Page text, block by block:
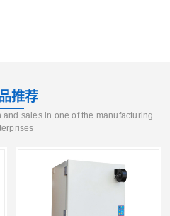
推荐
sales in one of the manufacturing